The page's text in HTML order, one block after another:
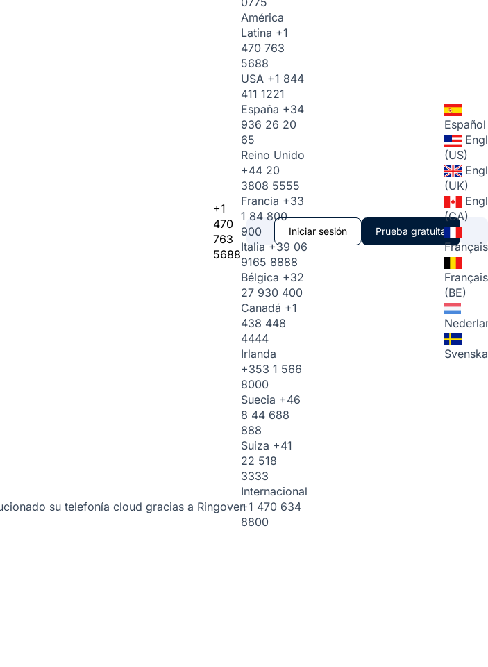
su telefonía cloud gracias a Ringover.
+1
470
763
5688
América
Latina +1
470 763
5688
USA +1 844
411 1221
España +34
936 26 20
65
Reino Unido
+44 20
3808 5555
Francia +33
1 84 800
900
Italia +39 06
9165 8888
Bélgica +32
27 930 400
Canadá +1
438 448
4444
Irlanda
+353 1 566
8000
Suecia +46
8 44 688
888
Suiza +41
22 518
3333
Internacional
+1 470 634
8800
Iniciar sesión Prueba gratuita
Español
(US)
(UK)
(CA)
Français
Français
(BE)
Svenska